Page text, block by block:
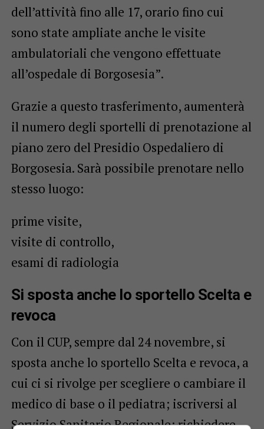
dell’attività fino alle 17, orario fino cui
sono state ampliate anche le visite
ambulatoriali che vengono effettuate
all’ospedale di Borgosesia”.
Grazie a questo trasferimento, aumenterà
il numero degli sportelli di prenotazione al
piano zero del Presidio Ospedaliero di
Borgosesia. Sarà possibile prenotare nello
stesso luogo:
prime visite,
visite di controllo,
esami di radiologia
Si sposta anche lo sportello Scelta e
revoca
Con il CUP, sempre dal 24 novembre, si
sposta anche lo sportello Scelta e revoca, a
cui ci si rivolge per scegliere o cambiare il
medico di base o il pediatra; iscriversi al
Servizio Sanitario Regionale; richiedere